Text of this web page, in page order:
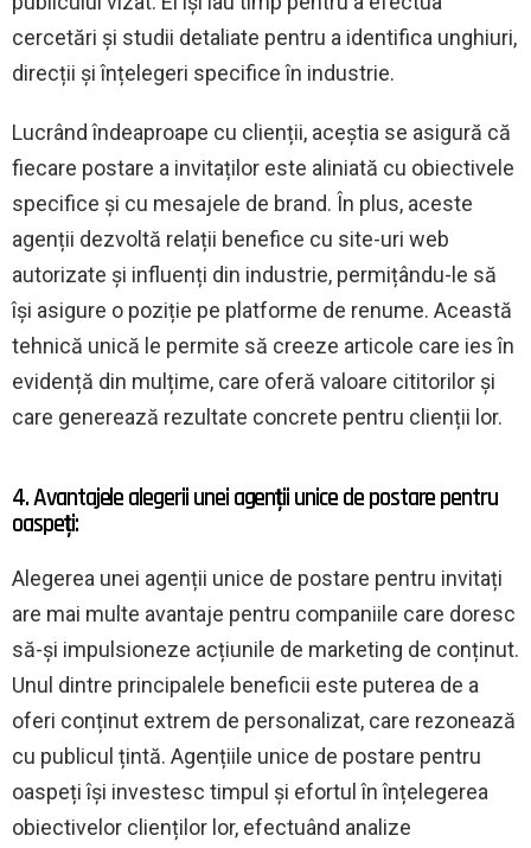
cercetări și studii detaliate pentru a identifica unghiuri,
direcții și înțelegeri specifice în industrie.
Lucrând îndeaproape cu clienții, aceștia se asigură că
fiecare postare a invitaților este aliniată cu obiectivele
specifice și cu mesajele de brand. În plus, aceste
agenții dezvoltă relații benefice cu site-uri web
autorizate și influenți din industrie, permițându-le să
își asigure o poziție pe platforme de renume. Această
tehnică unică le permite să creeze articole care ies în
evidență din mulțime, care oferă valoare cititorilor și
care generează rezultate concrete pentru clienții lor.
4. Avantajele alegerii unei agenții unice de postare pentru
oaspeți:
Alegerea unei agenții unice de postare pentru invitați
are mai multe avantaje pentru companiile care doresc
să-și impulsioneze acțiunile de marketing de conținut.
Unul dintre principalele beneficii este puterea de a
oferi conținut extrem de personalizat, care rezonează
cu publicul țintă. Agențiile unice de postare pentru
oaspeți își investesc timpul și efortul în înțelegerea
obiectivelor clienților lor, efectuând analize